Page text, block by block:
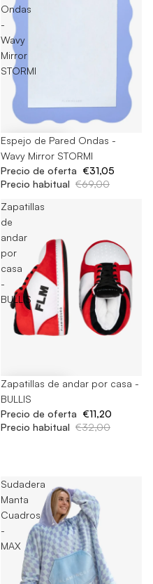
Ondas
-
Wavy
Mirror
STORMI
-55%
Espejo de Pared Ondas -
Wavy Mirror STORMI
Precio de oferta €31,05
Precio habitual €69,00
Zapatillas
de
andar
por
casa
-
BULLIS
-65%
Zapatillas de andar por casa -
BULLIS
Precio de oferta €11,20
Precio habitual €32,00
Sudadera
Manta
Cuadros
-
MAX